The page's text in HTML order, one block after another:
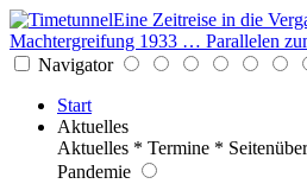
Eine Zeitreise in die
Machtergreifung 1933 … Parallelen
Navigator
Start
Aktuelles
Aktuelles * Termine *
Pandemie